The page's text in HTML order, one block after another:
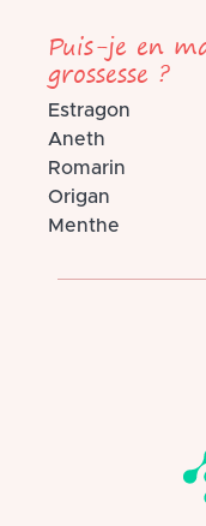
Puis-je en
grossesse ?
Estragon
Aneth
Romarin
Origan
Menthe